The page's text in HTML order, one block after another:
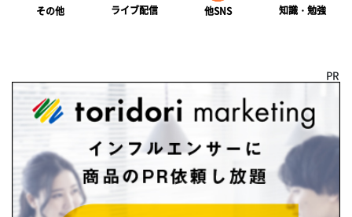
その他 ライブ配信 他SNS 知識・勉強
PR